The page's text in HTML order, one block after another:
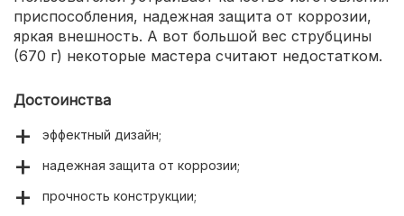
приспособления, надежная защита от коррозии,
яркая внешность. А вот большой вес струбцины
(670 г) некоторые мастера считают недостатком.
Достоинства
эффектный дизайн;
надежная защита от коррозии;
прочность конструкции;